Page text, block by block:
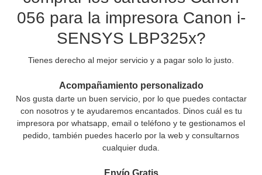
056 para la impresora Canon i-
SENSYS LBP325x?
Tienes derecho al mejor servicio y a pagar solo lo justo.
Acompañamiento personalizado
Nos gusta darte un buen servicio, por lo que puedes contactar
con nosotros y te ayudaremos encantados. Dinos cuál es tu
impresora por whatsapp, email o teléfono y te gestionamos el
pedido, también puedes hacerlo por la web y consultarnos
cualquier duda.
Envío Gratis